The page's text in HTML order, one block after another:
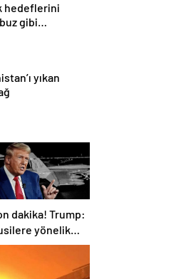
hedeflerini
buz gibi…
yıkan
bir
dakika! Trump:
yönelik